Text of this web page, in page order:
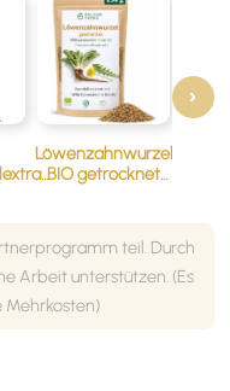
Löwenzahnwurzel
BIO getrocknet
›
teil. Durch
Arbeit unterstützen. (Es
Mehrkosten)